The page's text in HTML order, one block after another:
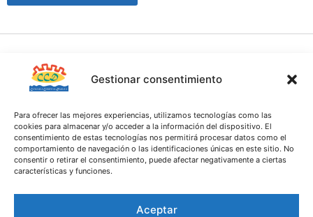
Gestionar consentimiento
Para ofrecer las mejores experiencias, utilizamos tecnologías como las
cookies para almacenar y/o acceder a la información del dispositivo. El
consentimiento de estas tecnologías nos permitirá procesar datos como el
comportamiento de navegación o las identificaciones únicas en este sitio. No
consentir o retirar el consentimiento, puede afectar negativamente a ciertas
características y funciones.
Aceptar
Contacto
Comarca Campo de Daroca
C. Mayor 60-62, 50360